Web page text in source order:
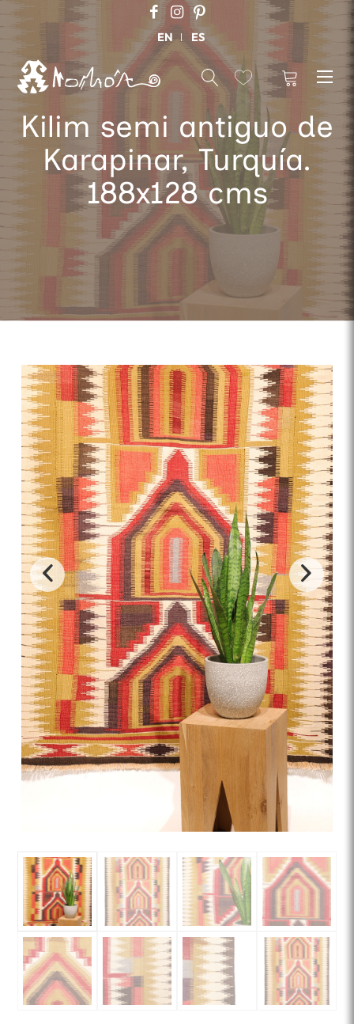
EN ES
Kilim semi antiguo de
Karapinar, Turquía.
188x128 cms